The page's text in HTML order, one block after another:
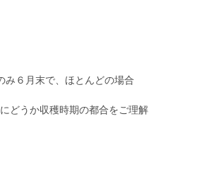
み６月末で、ほとんどの場合
どうか収穫時期の都合をご理解